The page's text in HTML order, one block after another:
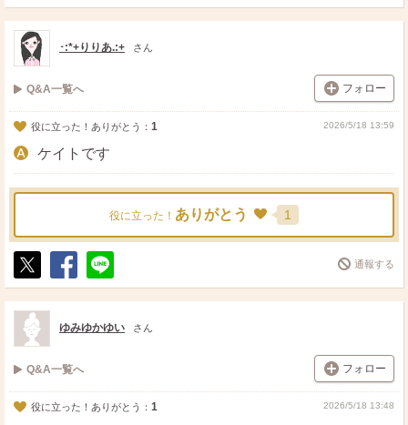
ポ
ス
ト
シ
ェ
送
る
･:*+りりあ.:+ さん
Q&A一覧へ フォロー
役に立った！ありがとう： 1 2026/5/18 13:59
ケイトです
役に立った！ ありがとう 1
ポ
ス
ト
シ
ェ
送
る
通報する
ゆみゆかゆい さん
Q&A一覧へ フォロー
役に立った！ありがとう： 1 2026/5/18 13:48